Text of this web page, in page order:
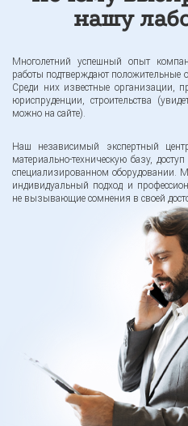
нашу
Многолетний успешный опыт
работы подтверждают положительные
Среди них известные организации,
юриспруденции, строительства
можно на сайте).
Наш независимый экспертный
материально-техническую базу,
специализированном оборудовании.
индивидуальный подход и
не вызывающие сомнения в своей